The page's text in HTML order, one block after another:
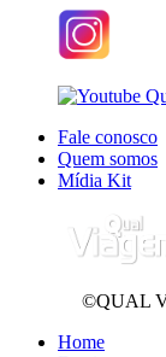
Fale conosco
Quem somos
Mídia Kit
©QUAL
Home